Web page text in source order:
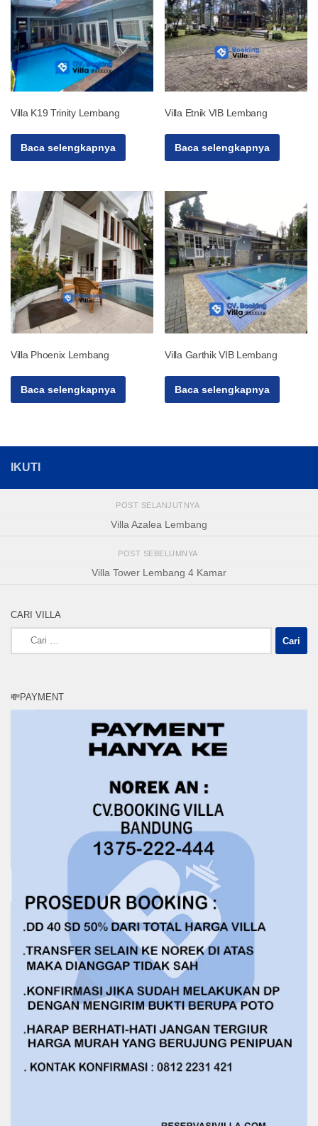
Villa K19 Trinity Lembang
Baca selengkapnya
Villa Etnik VIB Lembang
Baca selengkapnya
Villa Phoenix Lembang
Baca selengkapnya
Villa Garthik VIB Lembang
Baca selengkapnya
IKUTI
POST SELANJUTNYA
Villa Azalea Lembang
POST SEBELUMNYA
Villa Tower Lembang 4 Kamar
CARI VILLA
untuk:
💸PAYMENT